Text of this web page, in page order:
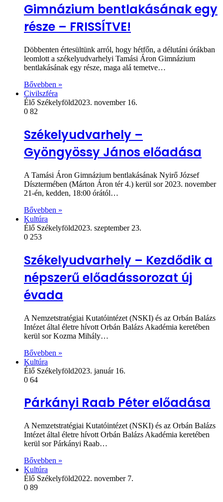
Gimnázium bentlakásának egy
része – FRISSÍTVE!
Döbbenten értesültünk arról, hogy hétfőn, a délutáni órákban
leomlott a székelyudvarhelyi Tamási Áron Gimnázium
bentlakásának egy része, maga alá temetve…
Bővebben »
Civilszféra
Élő Székelyföld2023. november 16.
0 82
Székelyudvarhely –
Gyöngyössy János előadása
A Tamási Áron Gimnázium bentlakásának Nyirő József
Dísztermében (Márton Áron tér 4.) kerül sor 2023. november
21-én, kedden, 18:00 órától…
Bővebben »
Kultúra
Élő Székelyföld2023. szeptember 23.
0 253
Székelyudvarhely – Kezdődik a
népszerű előadássorozat új
évada
A Nemzetstratégiai Kutatóintézet (NSKI) és az Orbán Balázs
Intézet által életre hívott Orbán Balázs Akadémia keretében
kerül sor Kozma Mihály…
Bővebben »
Kultúra
Élő Székelyföld2023. január 16.
0 64
Párkányi Raab Péter előadása
A Nemzetstratégiai Kutatóintézet (NSKI) és az Orbán Balázs
Intézet által életre hívott Orbán Balázs Akadémia keretében
kerül sor Párkányi Raab…
Bővebben »
Kultúra
Élő Székelyföld2022. november 7.
0 89